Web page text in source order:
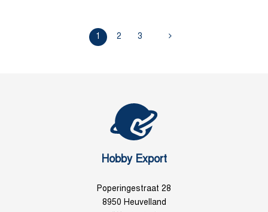
1 2 3
Hobby Export
Poperingestraat 28
8950 Heuvelland